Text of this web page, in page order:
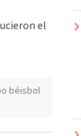
el
béisbol